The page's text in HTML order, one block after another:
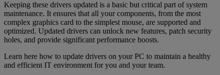
Keeping these drivers updated is a basic but critical part of system
maintenance. It ensures that all your components, from the most
complex graphics card to the simplest mouse, are supported and
optimized. Updated drivers can unlock new features, patch security
holes, and provide significant performance boosts.
Learn here how to update drivers on your PC to maintain a healthy
and efficient IT environment for you and your team.